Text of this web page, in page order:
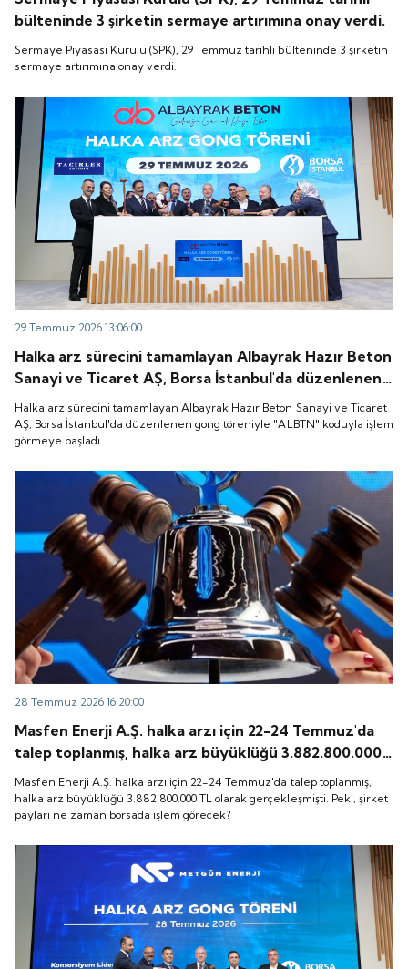
bülteninde 3 şirketin sermaye artırımına onay verdi.
Sermaye Piyasası Kurulu (SPK), 29 Temmuz tarihli bülteninde 3 şirketin
sermaye artırımına onay verdi.
29 Temmuz 2026 13:06:00
Halka arz sürecini tamamlayan Albayrak Hazır Beton
Sanayi ve Ticaret AŞ, Borsa İstanbul'da düzenlenen
gong töreniyle "ALBTN" koduyla işlem görmeye
başladı.
Halka arz sürecini tamamlayan Albayrak Hazır Beton Sanayi ve Ticaret
AŞ, Borsa İstanbul'da düzenlenen gong töreniyle "ALBTN" koduyla işlem
görmeye başladı.
28 Temmuz 2026 16:20:00
Masfen Enerji A.Ş. halka arzı için 22-24 Temmuz'da
talep toplanmış, halka arz büyüklüğü 3.882.800.000
TL olarak gerçekleşmişti. Peki, şirket payları ne
zaman borsada işlem görecek?
Masfen Enerji A.Ş. halka arzı için 22-24 Temmuz'da talep toplanmış,
halka arz büyüklüğü 3.882.800.000 TL olarak gerçekleşmişti. Peki, şirket
payları ne zaman borsada işlem görecek?